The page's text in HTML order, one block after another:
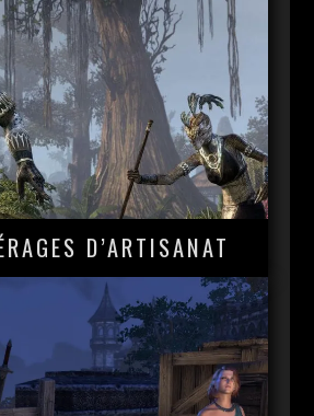
D’ARTISANAT